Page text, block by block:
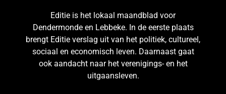
Editie is het lokaal maandblad voor
Dendermonde en Lebbeke. In de eerste plaats
brengt Editie verslag uit van het politiek, cultureel,
sociaal en economisch leven. Daarnaast gaat
ook aandacht naar het verenigings- en het
uitgaansleven.